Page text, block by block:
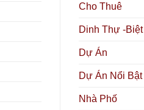
Cho Thuê
Dinh Thự -
Dự Án
Dự Án Nổi Bật
Nhà Phố